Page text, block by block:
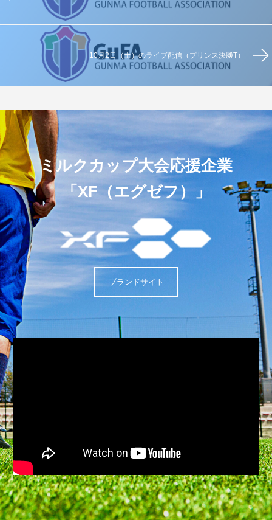
10月2日（土）のライブ配信（プリンス決勝T）
ミルクカップ大会応援企業
「XF（エグゼフ）」
ブランドサイト